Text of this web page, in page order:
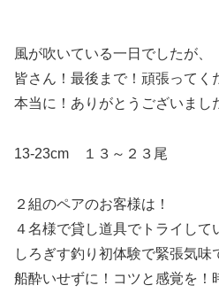
風が吹いている一日でしたが、
皆さん！最後まで！頑張ってく
本当に！ありがとうございまし
13-23cm １３～２３尾
２組のペアのお客様は！
４名様で貸し道具でトライして
しろぎす釣り初体験で緊張気味
船酔いせずに！コツと感覚を！